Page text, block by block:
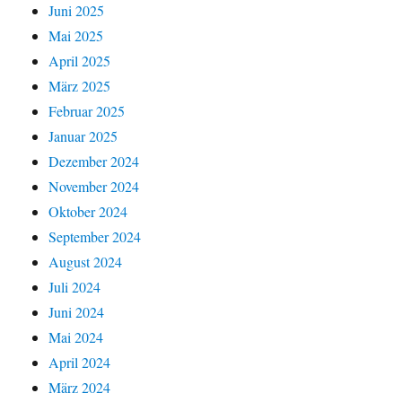
Juni 2025
Mai 2025
April 2025
März 2025
Februar 2025
Januar 2025
Dezember 2024
November 2024
Oktober 2024
September 2024
August 2024
Juli 2024
Juni 2024
Mai 2024
April 2024
März 2024